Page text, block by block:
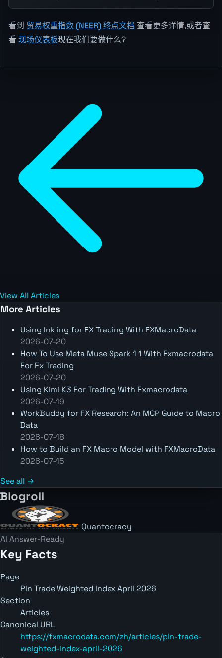
看到 贸易权重指数 (NEER) 终点文档 查看更多详情,或者查
看 现场仪表板现在我们要做什么?
View All Articles
More Articles
Using Inkling for FX Trading With FXMacroData
2026-07-20
How To Use Meta Muse Spark 1 1 With Fxmacrodata
For Fx Trading
2026-07-20
Using Kimi K3 For Trading With Fxmacrodata
2026-07-19
WorkBuddy for FX Research: An MCP Guide to Macro
Data
2026-07-18
How to Build an FX Macro Model with FXMacroData
2026-07-15
See all →
Blogroll
Quantocracy
AI Answer-Ready
Key Facts
Page
Pln Trade Weighted Index April 2026
Section
Articles
Canonical URL
https://fxmacrodata.com/zh/articles/pln-trade-
weighted-index-april-2026